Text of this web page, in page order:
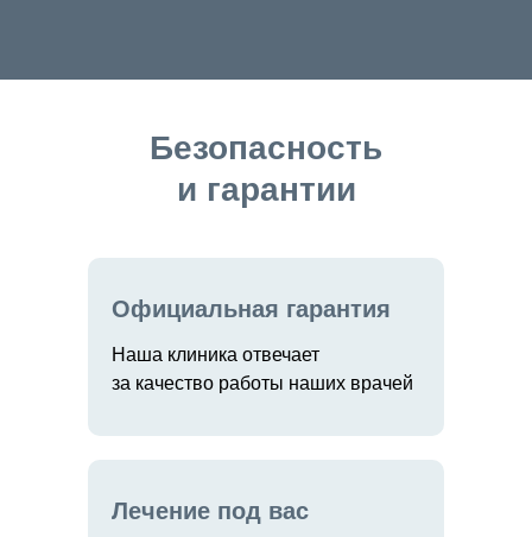
Безопасность
и гарантии
Официальная гарантия
Наша клиника отвечает
за качество работы наших врачей
Лечение под вас